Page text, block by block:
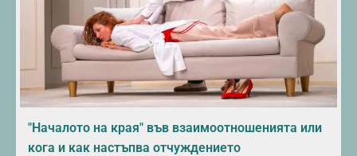
"Началото на края" във взаимоотношенията или
кога и как настъпва отчуждението